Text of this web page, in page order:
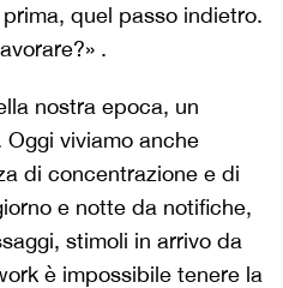
quel passo indietro.
.
nostra epoca, un
viviamo anche
di concentrazione e di
e notte da notifiche,
stimoli in arrivo da
è impossibile tenere la